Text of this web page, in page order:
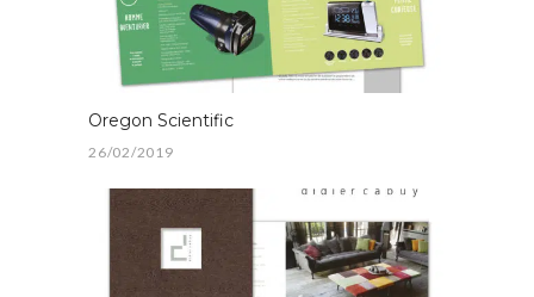
Oregon Scientific
26/02/2019